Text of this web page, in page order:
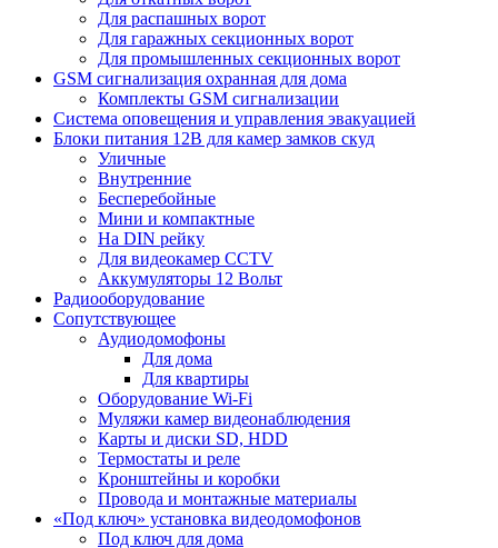
Для распашных ворот
Для гаражных секционных ворот
Для промышленных секционных ворот
GSM сигнализация охранная для дома
Комплекты GSM сигнализации
Cистема оповещения и управления эвакуацией
Блоки питания 12В для камер замков скуд
Уличные
Внутренние
Бесперебойные
Мини и компактные
На DIN рейку
Для видеокамер CCTV
Аккумуляторы 12 Вольт
Радиооборудование
Сопутствующее
Аудиодомофоны
Для дома
Для квартиры
Оборудование Wi-Fi
Муляжи камер видеонаблюдения
Карты и диски SD, HDD
Термостаты и реле
Кронштейны и коробки
Провода и монтажные материалы
«Под ключ» установка видеодомофонов
Под ключ для дома